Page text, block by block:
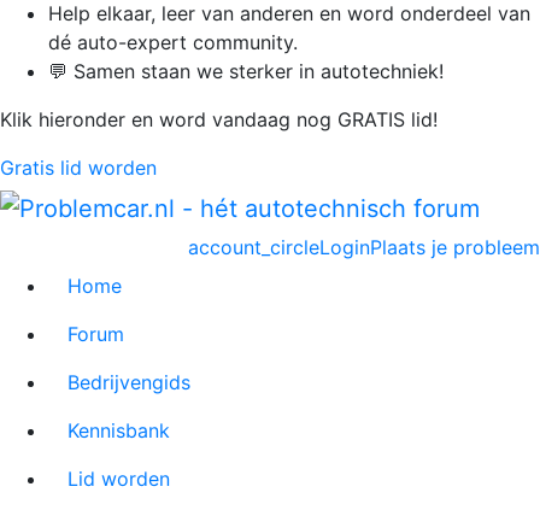
Help elkaar, leer van anderen en word onderdeel van
dé auto-expert community.
💬 Samen staan we sterker in autotechniek!
Klik hieronder en word vandaag nog GRATIS lid!
Gratis lid worden
Plaats je probleem
account_circleLogin
Home
Forum
Bedrijvengids
Kennisbank
Lid worden